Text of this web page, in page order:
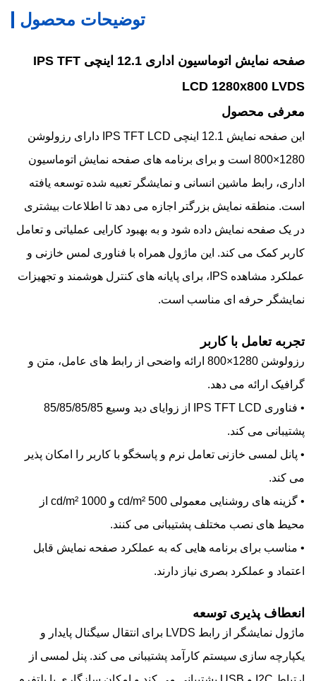
توضیحات محصول
صفحه نمایش اتوماسیون اداری 12.1 اینچی IPS TFT
LCD 1280x800 LVDS
معرفی محصول
این صفحه نمایش 12.1 اینچی IPS TFT LCD دارای رزولوشن
1280×800 است و برای برنامه های صفحه نمایش اتوماسیون
اداری، رابط ماشین انسانی و نمایشگر تعبیه شده توسعه یافته
است. منطقه نمایش بزرگتر اجازه می دهد تا اطلاعات بیشتری
در یک صفحه نمایش داده شود و به بهبود کارایی عملیاتی و تعامل
کاربر کمک می کند. این ماژول همراه با فناوری لمس خازنی و
عملکرد مشاهده IPS، برای پایانه های کنترل هوشمند و تجهیزات
نمایشگر حرفه ای مناسب است.
تجربه تعامل با کاربر
رزولوشن 1280×800 ارائه واضحی از رابط های عامل، متن و
گرافیک ارائه می دهد.
• فناوری IPS TFT LCD از زوایای دید وسیع 85/85/85/85
پشتیبانی می کند.
• پانل لمسی خازنی تعامل نرم و پاسخگو با کاربر را امکان پذیر
می کند.
• گزینه های روشنایی معمولی 500 cd/m² و 1000 cd/m² از
محیط های نصب مختلف پشتیبانی می کنند.
• مناسب برای برنامه هایی که به عملکرد صفحه نمایش قابل
اعتماد و عملکرد بصری نیاز دارند.
انعطاف پذیری توسعه
ماژول نمایشگر از رابط LVDS برای انتقال سیگنال پایدار و
یکپارچه سازی سیستم کارآمد پشتیبانی می کند. پنل لمسی از